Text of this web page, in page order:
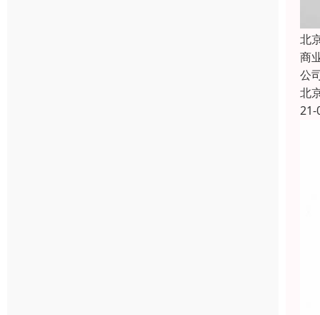
北
商
公
北
21-